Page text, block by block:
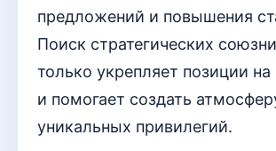
предложений и повышения
Поиск стратегических
только укрепляет позиции
и помогает создать
уникальных привилегий.